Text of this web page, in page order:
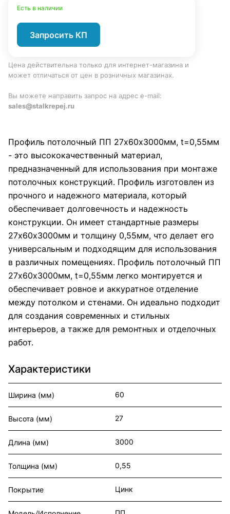
Есть в наличии
Запросить КП
Цена действительна только для интернет-магазина и
может отличаться от цен в розничных магазинах.
Вы можете направить запрос на адрес e-mail:
sales@stalkrepej.ru
Профиль потолочный ПП 27х60х3000мм, t=0,55мм
- это высококачественный материал,
предназначенный для использования при монтаже
потолочных конструкций. Профиль изготовлен из
прочного и надежного материала, который
обеспечивает долговечность и надежность
конструкции. Он имеет стандартные размеры
27х60х3000мм и толщину 0,55мм, что делает его
универсальным и подходящим для использования
в различных помещениях. Профиль потолочный ПП
27х60х3000мм, t=0,55мм легко монтируется и
обеспечивает ровное и аккуратное отделение
между потолком и стенами. Он идеально подходит
для создания современных и стильных
интерьеров, а также для ремонтных и отделочных
работ.
Характеристики
Ширина (мм) 60
Высота (мм) 27
Длина (мм) 3000
Толщина (мм) 0,55
Покрытие Цинк